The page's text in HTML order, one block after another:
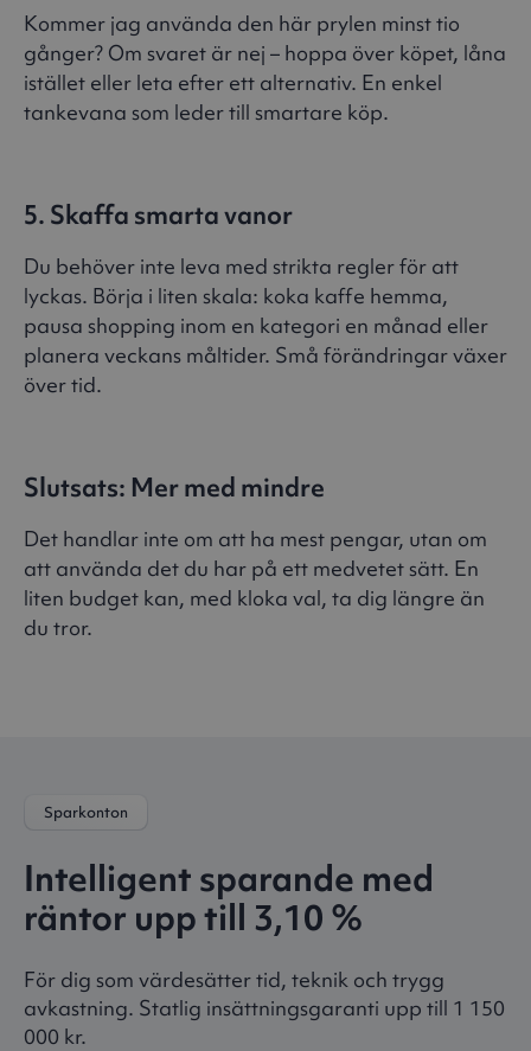
Kommer jag använda den här prylen minst tio
gånger? Om svaret är nej – hoppa över köpet, låna
istället eller leta efter ett alternativ. En enkel
tankevana som leder till smartare köp.
5. Skaffa smarta vanor
Du behöver inte leva med strikta regler för att
lyckas. Börja i liten skala: koka kaffe hemma,
pausa shopping inom en kategori en månad eller
planera veckans måltider. Små förändringar växer
över tid.
Slutsats: Mer med mindre
Det handlar inte om att ha mest pengar, utan om
att använda det du har på ett medvetet sätt. En
liten budget kan, med kloka val, ta dig längre än
du tror.
Sparkonton
Intelligent sparande med
räntor upp till 3,10 %
För dig som värdesätter tid, teknik och trygg
avkastning. Statlig insättningsgaranti upp till 1 150
000 kr.